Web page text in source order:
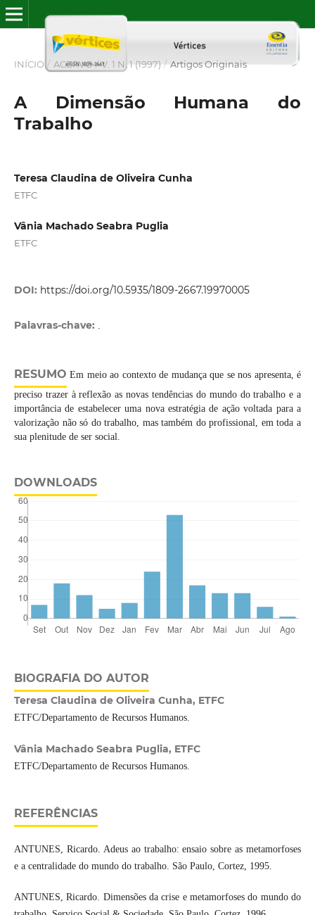
INÍCIO / ACERVO / V. 1 N. 1 (1997) / Artigos Originais
A Dimensão Humana do
Trabalho
Teresa Claudina de Oliveira Cunha
ETFC
Vânia Machado Seabra Puglia
ETFC
DOI: https://doi.org/10.5935/1809-2667.19970005
Palavras-chave: .
RESUMO Em meio ao contexto de mudança que se nos apresenta, é
preciso trazer à reflexão as novas tendências do mundo do trabalho e a
importância de estabelecer uma nova estratégia de ação voltada para a
valorização não só do trabalho, mas também do profissional, em toda a
sua plenitude de ser social.
DOWNLOADS
BIOGRAFIA DO AUTOR
Teresa Claudina de Oliveira Cunha, ETFC
ETFC/Departamento de Recursos Humanos.
Vânia Machado Seabra Puglia, ETFC
ETFC/Departamento de Recursos Humanos.
REFERÊNCIAS
ANTUNES, Ricardo. Adeus ao trabalho: ensaio sobre as metamorfoses
e a centralidade do mundo do trabalho. São Paulo, Cortez, 1995.
ANTUNES, Ricardo. Dimensões da crise e metamorfoses do mundo do